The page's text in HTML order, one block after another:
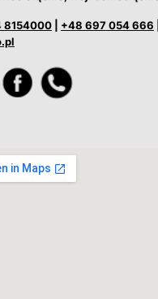
8154000 +48 697 054 666